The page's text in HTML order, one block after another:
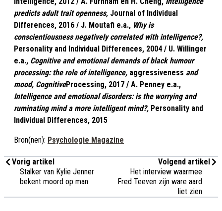
predicts adult trait openness, Journal of Individual
Differences, 2016 / J. Moutafi e.a., Why is
conscientiousness negatively correlated with intelligence?,
Personality and Individual Differences, 2004 / U. Willinger
e.a., Cognitive and emotional demands of black humour
processing: the role of intelligence, ­aggressiveness and
mood, CognitiveProcessing, 2017 / A. Penney e.a.,
Intelligence and emotional disorders: is the worrying and
ruminating mind a more intelligent mind?, Personality and
Individual Differences, 2015
Bron(nen): Psychologie Magazine
Vorig artikel
Stalker van Kylie Jenner
bekent moord op man
Volgend artikel
Het interview waarmee
Fred Teeven zijn ware aard
liet zien